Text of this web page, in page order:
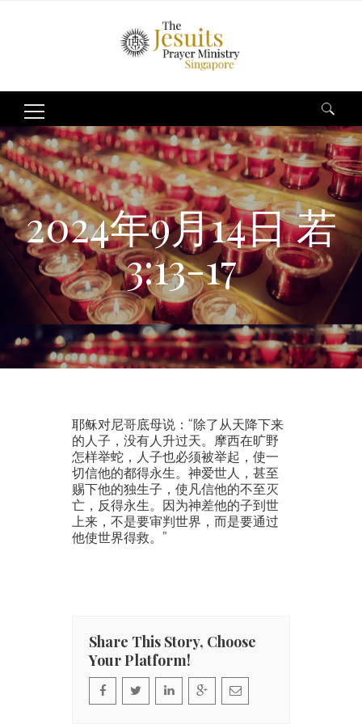
Search
for:
2024年9月14日 若
3:13-17
耶稣对尼哥底母说：“除了从天降下来
的人子，没有人升过天。摩西在旷野
怎样举蛇，人子也必须被举起，使一
切信他的都得永生。神爱世人，甚至
赐下他的独生子，使凡信他的不至灭
亡，反得永生。因为神差他的子到世
上来，不是要审判世界，而是要通过
他使世界得救。”
Share This Story, Choose
Your Platform!